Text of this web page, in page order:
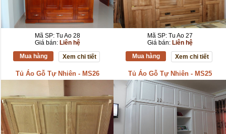
Mã SP: Tu Ao 28
Giá bán: Liên hệ
Mua hàng
Xem chi tiết
Mã SP: Tu Ao 27
Giá bán: Liên hệ
Mua hàng
Xem chi tiết
Tủ Áo Gỗ Tự Nhiên - MS26 Tủ Áo Gỗ Tự Nhiên - MS25